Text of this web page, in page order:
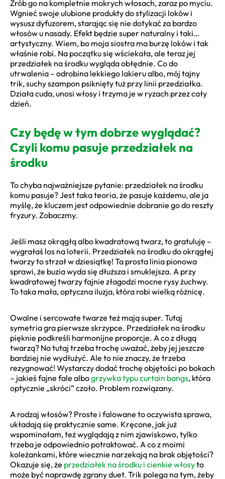
Zrób go na kompletnie mokrych włosach, zaraz po myciu.
Wgnieć swoje ulubione produkty do stylizacji loków i
wysusz dyfuzorem, starając się nie dotykać za bardzo
włosów u nasady. Efekt będzie super naturalny i taki…
artystyczny. Wiem, bo moja siostra ma burzę loków i tak
właśnie robi. Na początku się wściekała, ale teraz jej
przedziałek na środku wygląda obłędnie. Co do
utrwalenia – odrobina lekkiego lakieru albo, mój tajny
trik, suchy szampon psiknięty tuż przy linii przedziałka.
Działa cuda, unosi włosy i trzyma je w ryzach przez cały
dzień.
Czy będę w tym dobrze wyglądać?
Czyli komu pasuje przedziałek na
środku
To chyba najważniejsze pytanie: przedziałek na środku
komu pasuje? Jest taka teoria, że pasuje każdemu, ale ja
myślę, że kluczem jest odpowiednie dobranie go do reszty
fryzury. Zobaczmy.
Jeśli masz okrągłą albo kwadratową twarz, to gratuluję –
wygrałaś los na loterii. Przedziałek na środku do okrągłej
twarzy to strzał w dziesiątkę! Ta prosta linia pionowa
sprawi, że buzia wyda się dłuższa i smuklejsza. A przy
kwadratowej twarzy fajnie złagodzi mocne rysy żuchwy.
To taka mała, optyczna iluzja, która robi wielką różnicę.
Owalne i sercowate twarze też mają super. Tutaj
symetria gra pierwsze skrzypce. Przedziałek na środku
pięknie podkreśli harmonijne proporcje. A co z długą
twarzą? No tutaj trzeba trochę uważać, żeby jej jeszcze
bardziej nie wydłużyć. Ale to nie znaczy, że trzeba
rezygnować! Wystarczy dodać trochę objętości po bokach
– jakieś fajne fale albogrzywka typu curtain bangs, która
optycznie „skróci” czoło. Problem rozwiązany.
A rodzaj włosów? Proste i falowane to oczywista sprawa,
układają się praktycznie same. Kręcone, jak już
wspominałam, też wyglądają z nim zjawiskowo, tylko
trzeba je odpowiednio potraktować. A co z moimi
koleżankami, które wiecznie narzekają na brak objętości?
Okazuje się, że przedziałek na środku i cienkie włosyto
może być naprawdę zgrany duet. Trik polega na tym, żeby